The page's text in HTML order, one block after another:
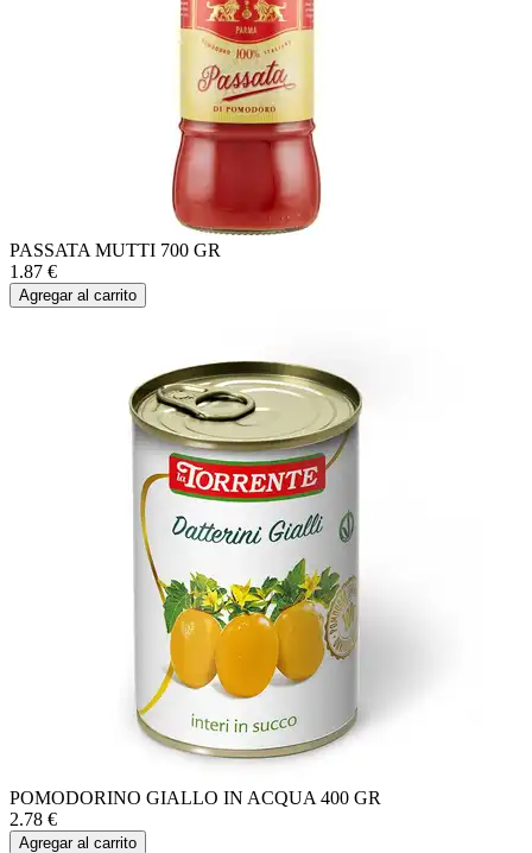
PASSATA MUTTI 700 GR
1.87 €
Agregar al carrito
POMODORINO GIALLO IN ACQUA 400 GR
2.78 €
Agregar al carrito